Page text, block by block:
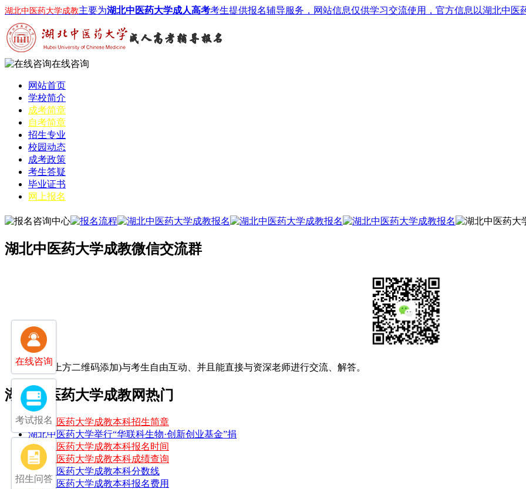
湖北中医药大学成教主要为湖北中医药大学成人高考考生提供报名辅导服务，网站信息仅供学习交流使用，官方信息以湖北中医
在线咨询
网站首页
学校简介
成考简章
自考简章
招生专业
校园动态
成考政策
考生答疑
毕业证书
网上报名
湖北中医药大学成教微信交流群
(扫-扫上方二维码添加)与考生自由互动、并且能直接与资深老师进行交流、解答。
湖北中医药大学成教网热门
湖北中医药大学成教本科招生简章
湖北中医药大学举行“华联科生物·创新创业基金”捐
湖北中医药大学成教本科报名时间
湖北中医药大学成教本科成绩查询
湖北中医药大学成教本科分数线
湖北中医药大学成教本科报名费用
在线咨询
考试报名
招生问答